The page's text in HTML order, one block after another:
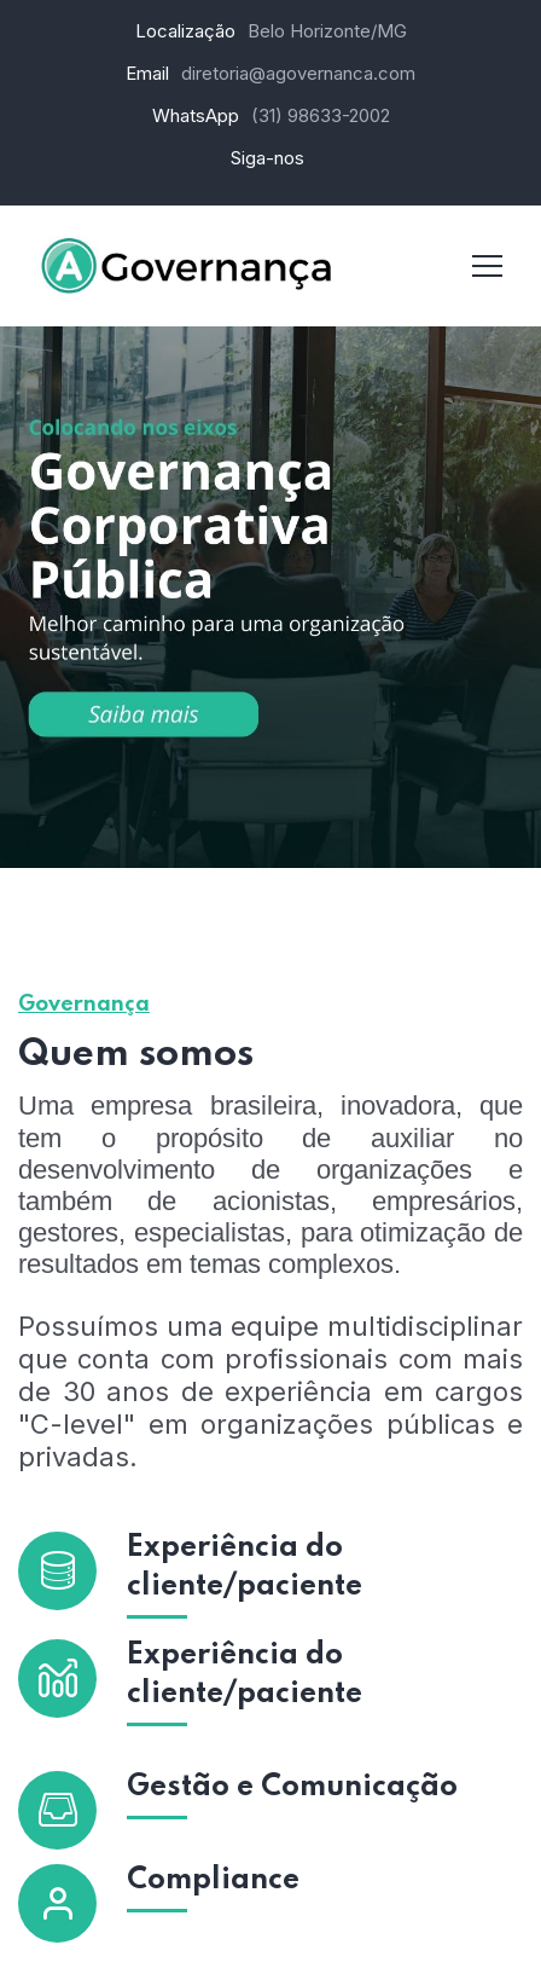
Localização
Belo Horizonte/MG
Email diretoria@agovernanca.com
WhatsApp
(31) 98633-2002
Siga-nos
Governança
Quem somos
Uma empresa brasileira, inovadora, que
tem o propósito de auxiliar no
desenvolvimento de organizações e
também de acionistas, empresários,
gestores, especialistas, para otimização de
resultados em temas complexos.
Possuímos uma equipe multidisciplinar
que conta com profissionais com mais
de 30 anos de experiência em cargos
"C-level" em organizações públicas e
privadas.
Experiência do
cliente/paciente
Experiência do
cliente/paciente
Gestão e Comunicação
Compliance